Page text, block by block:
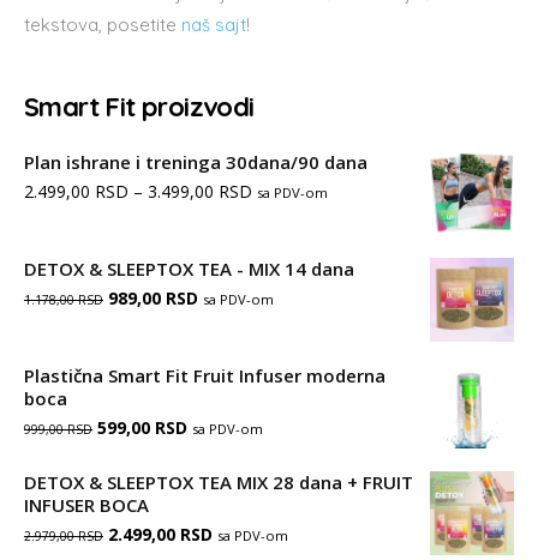
tekstova, posetite naš sajt!
Smart Fit proizvodi
Plan ishrane i treninga 30dana/90 dana
2.499,00 RSD – 3.499,00 RSD Распон
од
2.499,00 RSD
3.499,00 RSD
sa PDV-om
DETOX & SLEEPTOX TEA - MIX 14 dana
1.178,00RSD Оригинална
је
1.178,00 RSD.
989,00 RSD Тренутна
је:
sa PDV-om
Plastična Smart Fit Fruit Infuser moderna
boca
999,00RSD Оригинална
је
била:
599,00 RSD Тренутна
599,00 RSD.
sa PDV-om
DETOX & SLEEPTOX TEA MIX 28 dana + FRUIT
INFUSER BOCA
2.979,00RSD Оригинална
2.499,00 RSD Тренутна
sa PDV-om